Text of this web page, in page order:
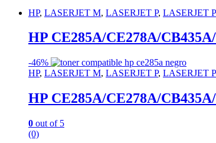
HP, LASERJET M, LASERJET P, LASERJET
HP CE285A/CE278A/
-46%
HP, LASERJET M, LASERJET P, LASERJET
HP CE285A/CE278A/
0 out of 5
(0)